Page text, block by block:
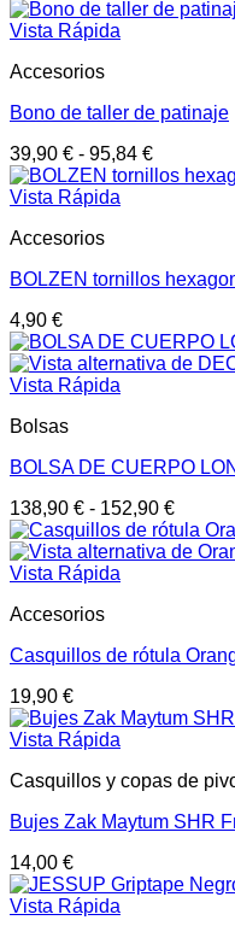
Vista Rápida
Accesorios
Bono de taller de patinaje
39,90 € - 95,84 €
Vista Rápida
Accesorios
BOLZEN tornillos
4,90 €
Vista Rápida
Bolsas
BOLSA DE CUERPO
138,90 € - 152,90 €
Vista Rápida
Accesorios
Casquillos de rótula
19,90 €
Vista Rápida
Casquillos y copas de
Bujes Zak Maytum SHR
14,00 €
Vista Rápida